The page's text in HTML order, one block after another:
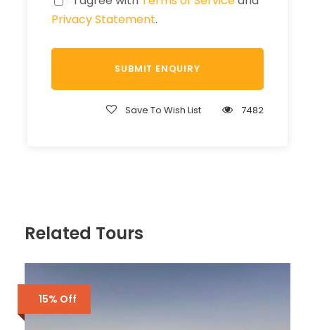
Privacy Statement.
Save To Wish List 7482
Related Tours
15% Off